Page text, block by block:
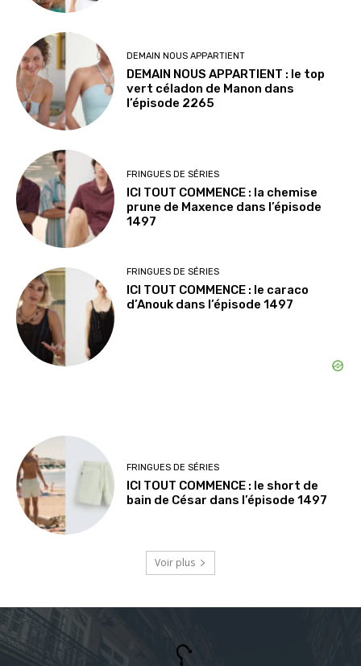
DEMAIN NOUS APPARTIENT
DEMAIN NOUS APPARTIENT : le top
vert céladon de Manon dans
l’épisode 2265
FRINGUES DE SÉRIES
ICI TOUT COMMENCE : la chemise
prune de Maxence dans l’épisode
1497
FRINGUES DE SÉRIES
ICI TOUT COMMENCE : le caraco
d’Anouk dans l’épisode 1497
FRINGUES DE SÉRIES
ICI TOUT COMMENCE : le short de
bain de César dans l’épisode 1497
Voir plus